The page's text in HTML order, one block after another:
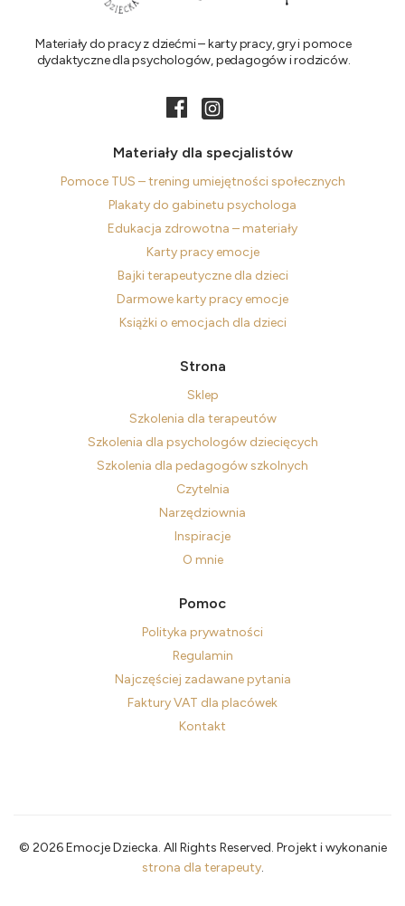
Materiały do pracy z dziećmi – karty pracy, gry i pomoce
dydaktyczne dla psychologów, pedagogów i rodziców.
Materiały dla specjalistów
Pomoce TUS – trening umiejętności społecznych
Plakaty do gabinetu psychologa
Edukacja zdrowotna – materiały
Karty pracy emocje
Bajki terapeutyczne dla dzieci
Darmowe karty pracy emocje
Książki o emocjach dla dzieci
Strona
Sklep
Szkolenia dla terapeutów
Szkolenia dla psychologów dziecięcych
Szkolenia dla pedagogów szkolnych
Czytelnia
Narzędziownia
Inspiracje
O mnie
Pomoc
Polityka prywatności
Regulamin
Najczęściej zadawane pytania
Faktury VAT dla placówek
Kontakt
© 2026 Emocje Dziecka. All Rights Reserved. Projekt i wykonanie
strona dla terapeuty.